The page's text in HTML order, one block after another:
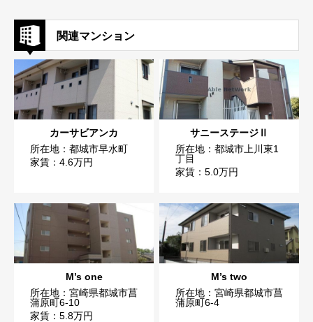
関連マンション
カーサビアンカ
所在地：都城市早水町
家賃：4.6万円
サニーステージⅡ
所在地：都城市上川東1
丁目
家賃：5.0万円
M’s one
所在地：宮崎県都城市菖
蒲原町6-10
家賃：5.8万円
M’s two
所在地：宮崎県都城市菖
蒲原町6-4